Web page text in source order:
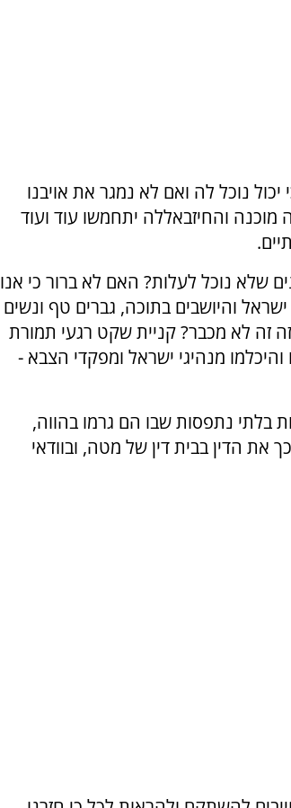
נוכל לה ואם לא נמגר את אויבנו
והחיזבאללה יתחמשו עוד ועוד
שלא נוכל לעלות? האם לא ברור כי אנו
והיושבים בתוכה, גברים טף ונשים
זה לא מכבר? קניית שקט רגעי תמורת
והיכלמו מנהיגי ישראל ומפקדי הצבא -
בלתי נתפסות שבו הם גרמו בהווה,
את הדין בבית דין של מטה, ובוודאי